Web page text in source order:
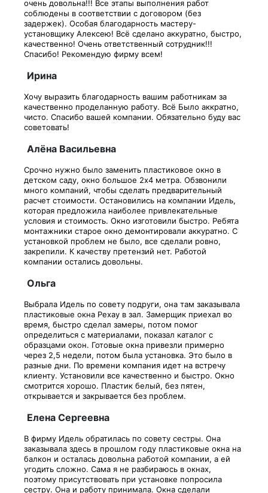
очень довольна!!! Все этапы выполнения работ
соблюдены в соответствии с договором (без
задержек). Особая благодарность мастеру-
установщику Алексею! Всё сделано аккуратно, быстро,
качественно! Очень ответственный сотрудник!!!
Спасибо! Рекомендую фирму всем!
Ирина
Хочу выразить благодарность вашим работникам за
качественно проделанную работу. Всё Было аккратно,
чисто. Спасибо вашей компании. Обязательно буду вас
советовать!
Алёна Васильевна
Срочно нужно было заменить пластиковое окно в
детском саду, окно большое 2х4 метра. Обзвонили
много компаний, чтобы сделать предварительный
расчет стоимости. Остановились на компании Идель,
которая предложила наиболее привлекательные
условия и стоимость. Окно изготовили быстро. Ребята
монтажники старое окно демонтировали аккуратно. С
установкой проблем не было, все сделали ровно,
закрепили. К качеству претензий нет. Работой
компании остались довольны.
Ольга
Выбрала Идель по совету подруги, она там заказывала
пластиковые окна Рехау в зал. Замерщик приехал во
время, быстро сделал замеры, потом помог
определиться с материалами, показал каталог с
образцами окон. Готовые окна привезли примерно
через 2,5 недели, потом была установка. Это было в
разные дни. По времени компания идет на встречу
клиенту. Установили все качественно и быстро. Окно
смотрится хорошо. Пластик белый, без пятен,
открывается и закрывается без проблем.
Елена Сергеевна
В фирму Идель обратилась по совету сестры. Она
заказывала здесь в прошлом году пластиковые окна на
балкон и осталась довольна работой компании, а ей
угодить сложно. Сама я не разбираюсь в окнах,
поэтому присутствовать при установке попросила
сестру. Она и работу принимала. Окна сделали